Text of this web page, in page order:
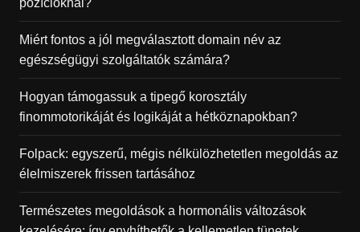
pozícióknál?
Miért fontos a jól megválasztott domain név az
egészségügyi szolgáltatók számára?
Hogyan támogassuk a tipegő korosztály
finommotorikáját és logikáját a hétköznapokban?
Folpack: egyszerű, mégis nélkülözhetetlen megoldás az
élelmiszerek frissen tartásához
Természetes megoldások a hormonális változások